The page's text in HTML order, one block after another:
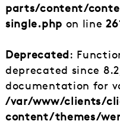
parts/content/
single.php on line
Deprecated:
deprecated since
documentation for
/var/www/clients/
content/themes/